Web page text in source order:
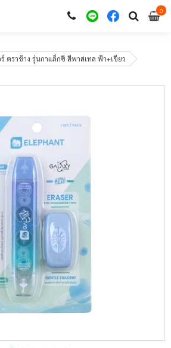
00
ร์ ตราช้าง รุ่นกาแล็กซี สีพาสเทล ฟ้า+เขียว